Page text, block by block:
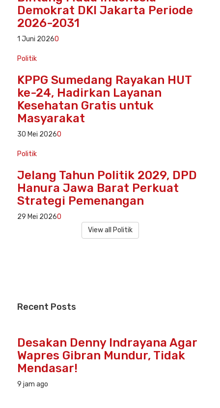
Demokrat DKI Jakarta Periode
2026-2031
1 Juni 20260
Politik
KPPG Sumedang Rayakan HUT
ke-24, Hadirkan Layanan
Kesehatan Gratis untuk
Masyarakat
30 Mei 20260
Politik
Jelang Tahun Politik 2029, DPD
Hanura Jawa Barat Perkuat
Strategi Pemenangan
29 Mei 20260
View all Politik
Recent Posts
Desakan Denny Indrayana Agar
Wapres Gibran Mundur, Tidak
Mendasar!
9 jam ago